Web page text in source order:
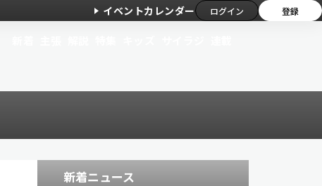
イベントカレンダー ログイン 登録
新着ニュース